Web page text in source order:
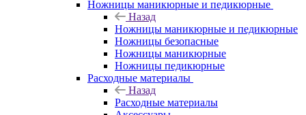
Ножницы маникюрные и педикюрные
Назад
Ножницы маникюрные и педикюрные
Ножницы безопасные
Ножницы маникюрные
Ножницы педикюрные
Расходные материалы
Назад
Расходные материалы